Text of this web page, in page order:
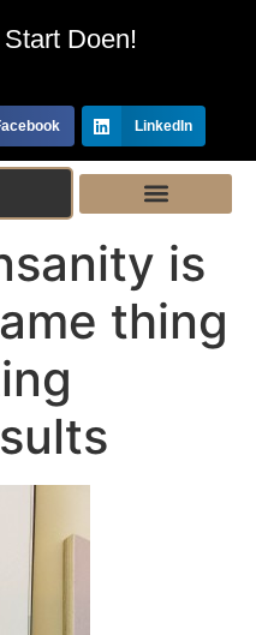
Doen!
LinkedIn
is
thing